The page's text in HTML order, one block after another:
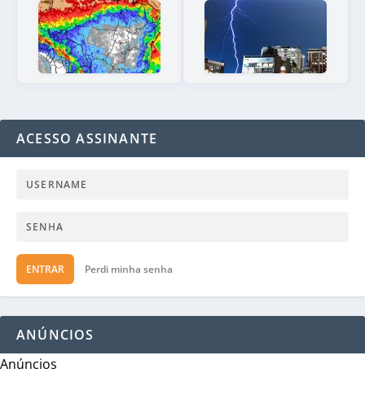
ACESSO ASSINANTE
ENTRAR Perdi minha senha
ANÚNCIOS
Anúncios